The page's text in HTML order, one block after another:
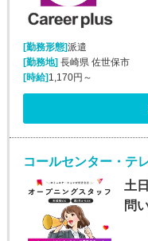
[勤務形態]派遣
[勤務地]長崎県 佐世保市
[時給]1,170円～
土
問